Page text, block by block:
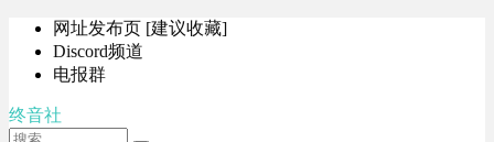
网址发布页 [建议收藏]
Discord频道
电报群
终音社